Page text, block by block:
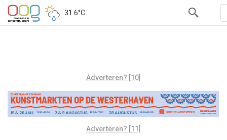
31.6°C
Adverteren? [10]
Adverteren? [11]